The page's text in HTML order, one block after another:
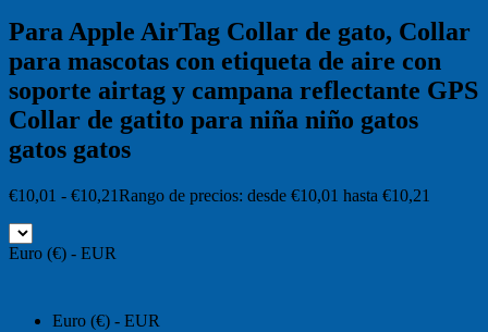
Para Apple AirTag Collar de gato, Collar
para mascotas con etiqueta de aire con
soporte airtag y campana reflectante GPS
Collar de gatito para niña niño gatos
gatos gatos
€10,01 - €10,21Rango de precios: desde €10,01 hasta €10,21
Euro (€) - EUR
Euro (€) - EUR